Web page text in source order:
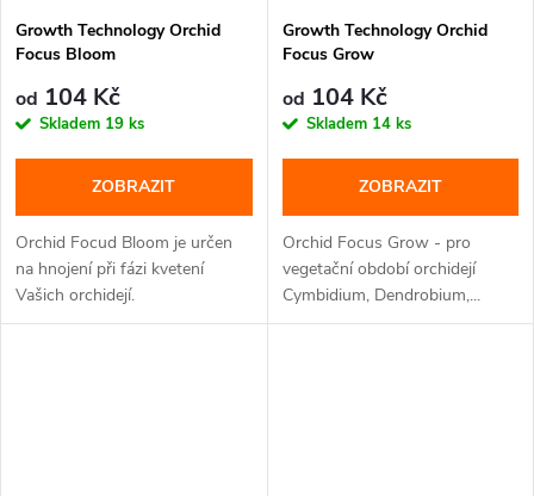
Growth Technology Orchid
Focus Bloom
od 104 Kč
Skladem 19 ks
ZOBRAZIT
Orchid Focud Bloom je určen
na hnojení při fázi kvetení
Vašich orchidejí.
Growth Technology Orchid
Focus Grow
od 104 Kč
Skladem 14 ks
ZOBRAZIT
Orchid Focus Grow - pro
vegetační období orchidejí
Cymbidium, Dendrobium,...